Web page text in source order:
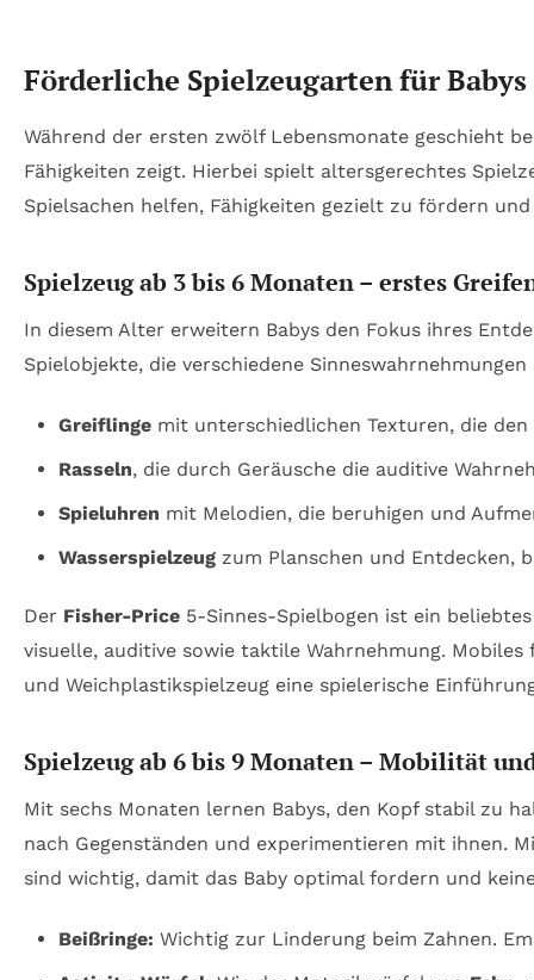
Förderliche Spielzeugarten für
Während der ersten zwölf Lebensmonate geschieht
Fähigkeiten zeigt. Hierbei spielt altersgerechtes
Spielsachen helfen, Fähigkeiten gezielt zu fördern
Spielzeug ab 3 bis 6 Monaten – erstes
In diesem Alter erweitern Babys den Fokus ihres
Spielobjekte, die verschiedene
Greiflingemit unterschiedlichen Texturen, die den
Rasseln, die durch Geräusche die auditive
Spieluhren mit Melodien, die beruhigen und
Wasserspielzeugzum Planschen und Entdecken,
Der Fisher-Price 5-Sinnes-Spielbogen ist ein
visuelle, auditive sowie taktile Wahrnehmung.
und Weichplastikspielzeug eine spielerische
Spielzeug ab 6 bis 9 Monaten – Mobilität
Mit sechs Monaten lernen Babys, den Kopf stabil zu
nach Gegenständen und experimentieren mit ihnen.
sind wichtig, damit das Baby optimal fordern und
Beißringe: Wichtig zur Linderung beim Zahnen.